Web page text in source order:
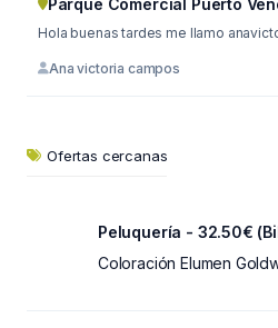
Parque Comercial Puerto
Hola buenas tardes me llamo
Ana victoria campos
Ofertas cercanas
Peluquería - 32.50€
Coloración Elumen